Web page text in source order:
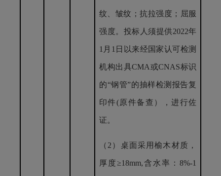
纹、皱纹；抗拉强度；屈服
强度。投标人须提供2022年
1月1日以来经国家认可检测
机构出具CMA或CNAS标识
的“钢管”的抽样检测报告复
印件(原件备查），进行佐
证。
（ 2） 桌面采用榆木材质，
厚度≥18mm, 含水率： 8%-1